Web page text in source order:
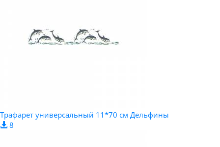
Трафарет универсальный 11*70 см Дельфины
8